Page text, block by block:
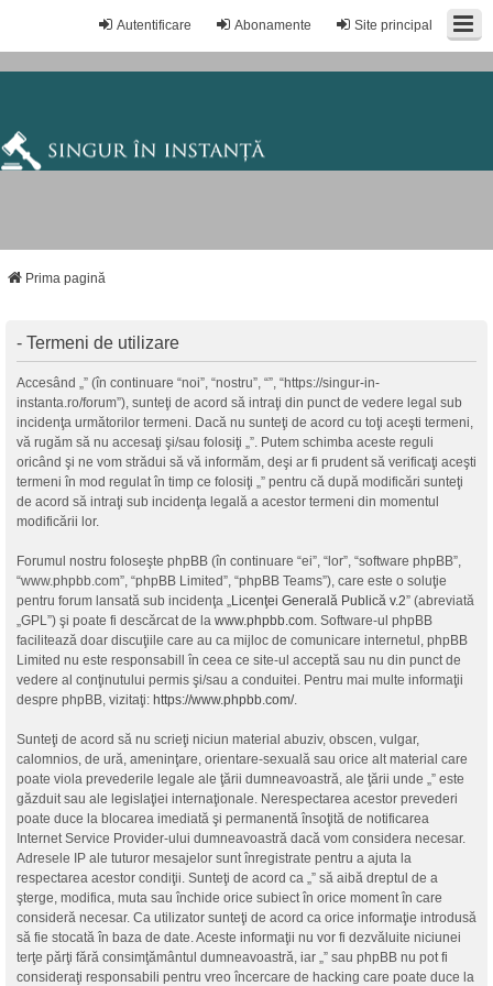
Site principal
Abonamente
Autentificare
Prima pagină
- Termeni de utilizare
Accesând „” (în continuare “noi”, “nostru”, “”, “https://singur-in-
instanta.ro/forum”), sunteţi de acord să intraţi din punct de vedere legal sub
incidenţa următorilor termeni. Dacă nu sunteţi de acord cu toţi aceşti termeni,
vă rugăm să nu accesaţi şi/sau folosiţi „”. Putem schimba aceste reguli
oricând şi ne vom strădui să vă informăm, deşi ar fi prudent să verificaţi aceşti
termeni în mod regulat în timp ce folosiţi „” pentru că după modificări sunteţi
de acord să intraţi sub incidenţa legală a acestor termeni din momentul
modificării lor.
Forumul nostru foloseşte phpBB (în continuare “ei”, “lor”, “software phpBB”,
“www.phpbb.com”, “phpBB Limited”, “phpBB Teams”), care este o soluţie
pentru forum lansată sub incidenţa „Licenţei Generală Publică v.2” (abreviată
„GPL”) şi poate fi descărcat de la www.phpbb.com. Software-ul phpBB
facilitează doar discuţiile care au ca mijloc de comunicare internetul, phpBB
Limited nu este responsabill în ceea ce site-ul acceptă sau nu din punct de
vedere al conţinutului permis şi/sau a conduitei. Pentru mai multe informaţii
despre phpBB, vizitaţi: https://www.phpbb.com/.
Sunteţi de acord să nu scrieţi niciun material abuziv, obscen, vulgar,
calomnios, de ură, ameninţare, orientare-sexuală sau orice alt material care
poate viola prevederile legale ale ţării dumneavoastră, ale ţării unde „” este
găzduit sau ale legislaţiei internaţionale. Nerespectarea acestor prevederi
poate duce la blocarea imediată şi permanentă însoţită de notificarea
Internet Service Provider-ului dumneavoastră dacă vom considera necesar.
Adresele IP ale tuturor mesajelor sunt înregistrate pentru a ajuta la
respectarea acestor condiţii. Sunteţi de acord ca „” să aibă dreptul de a
şterge, modifica, muta sau închide orice subiect în orice moment în care
consideră necesar. Ca utilizator sunteţi de acord ca orice informaţie introdusă
să fie stocată în baza de date. Aceste informaţii nu vor fi dezvăluite niciunei
terţe părţi fără consimţământul dumneavoastră, iar „” sau phpBB nu pot fi
consideraţi responsabili pentru vreo încercare de hacking care poate duce la